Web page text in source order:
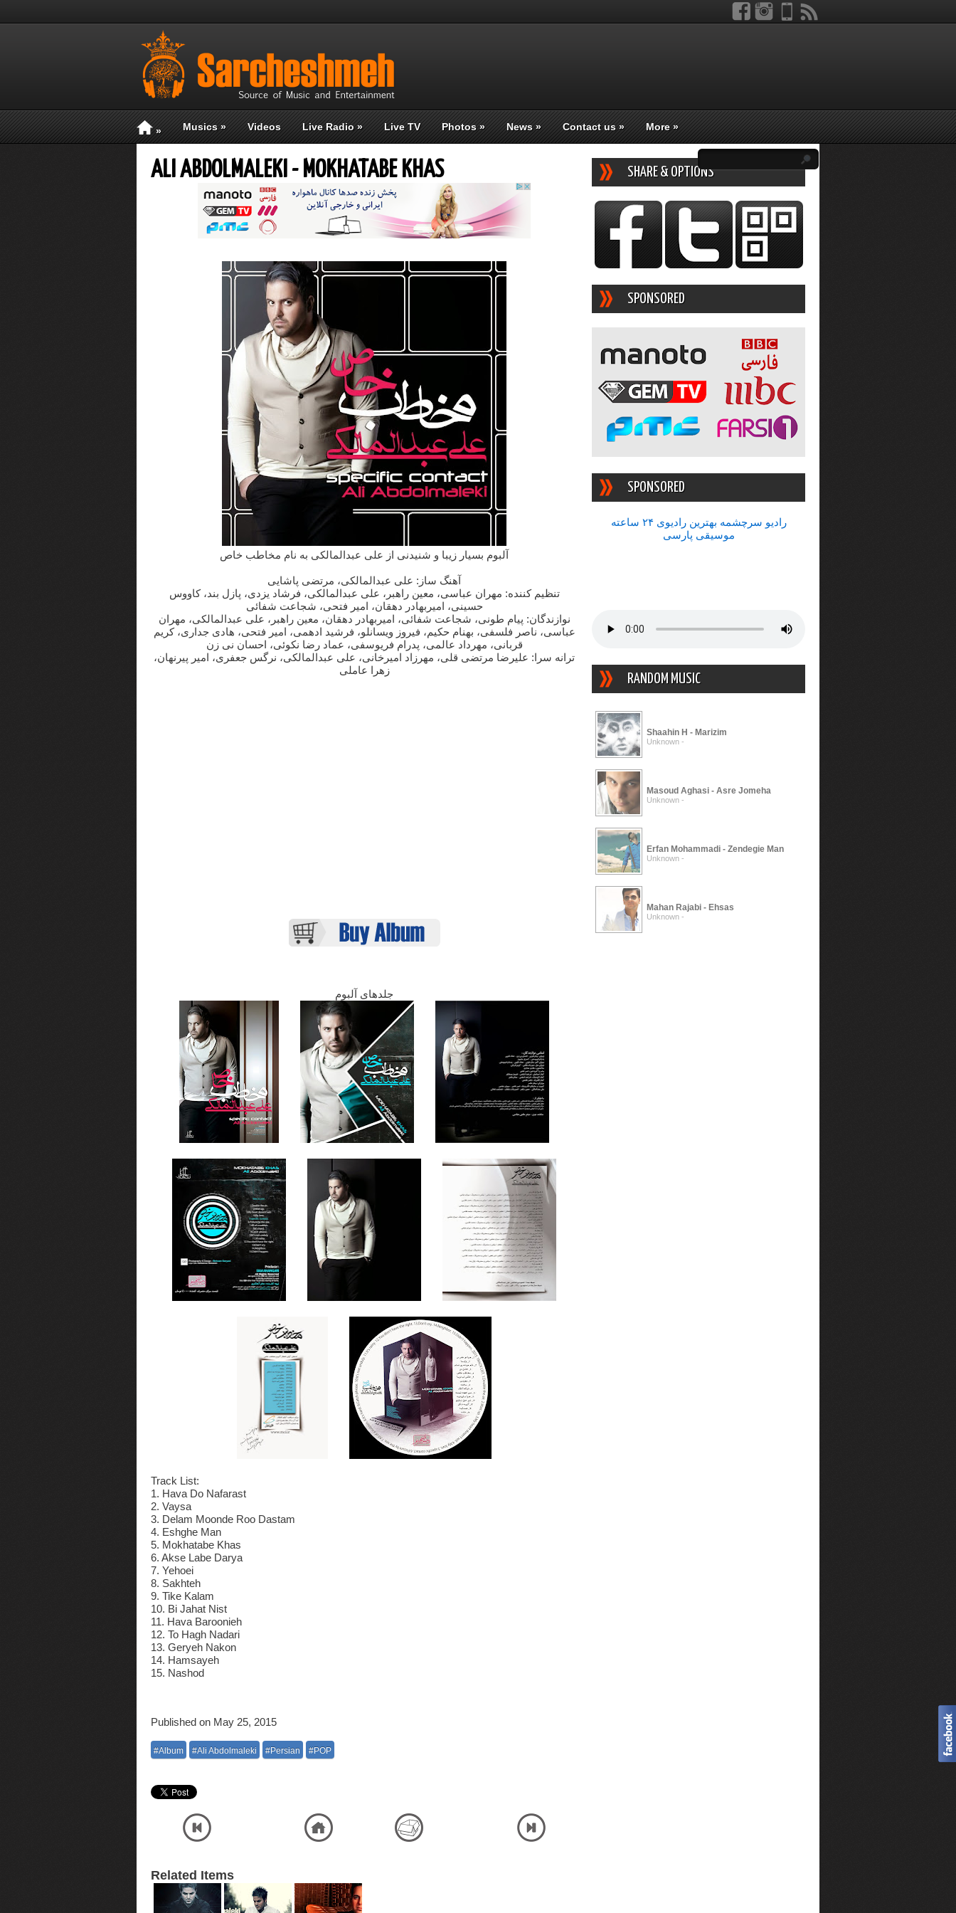
» Musics» Videos Live Radio» Live TV Photos» News» Contact us» More»
ALI ABDOLMALEKI - MOKHATABE KHAS
آلبوم بسیار زیبا و شنیدنی از علی عبدالمالکی به نام مخاطب خاص
آهنگ ساز: علی عبدالمالکی، مرتضی پاشایی
تنظیم کننده: مهران عباسی، معین راهبر، علی عبدالمالکی، فرشاد یزدی، پازل بند، کاووس
حسینی، امیربهادر دهقان، امیر فتحی، شجاعت شفائی
نوازندگان: پیام طونی، شجاعت شفائی، امیربهادر دهقان، معین راهبر، علی عبدالمالکی، مهران
عباسی، ناصر فلسفی، بهنام حکیم، فیروز ویسانلو، فرشید ادهمی، امیر فتحی، هادی جداری، کریم
قربانی، مهرداد عالمی، پدرام فریوسفی، عماد رضا نکوئی، احسان نی زن
ترانه سرا: علیرضا مرتضی قلی، مهرزاد امیرخانی، علی عبدالمالکی، نرگس جعفری، امیر پیرنهان،
زهرا عاملی
جلدهای آلبوم
Track List:
1. Hava Do Nafarast
2. Vaysa
3. Delam Moonde Roo Dastam
4. Eshghe Man
5. Mokhatabe Khas
6. Akse Labe Darya
7. Yehoei
8. Sakhteh
9. Tike Kalam
10. Bi Jahat Nist
11. Hava Baroonieh
12. To Hagh Nadari
13. Geryeh Nakon
14. Hamsayeh
15. Nashod
Published on May 25, 2015
#Album #Ali Abdolmaleki #Persian #POP
Related Items
SHARE & OPTIONS
SPONSORED
SPONSORED
رادیو سرچشمه بهترین رادیوی ۲۴ ساعته
موسیقی پارسی
RANDOM MUSIC
Shaahin H - Marizim
Unknown -
Masoud Aghasi - Asre Jomeha
Unknown -
Erfan Mohammadi - Zendegie Man
Unknown -
Mahan Rajabi - Ehsas
Unknown -